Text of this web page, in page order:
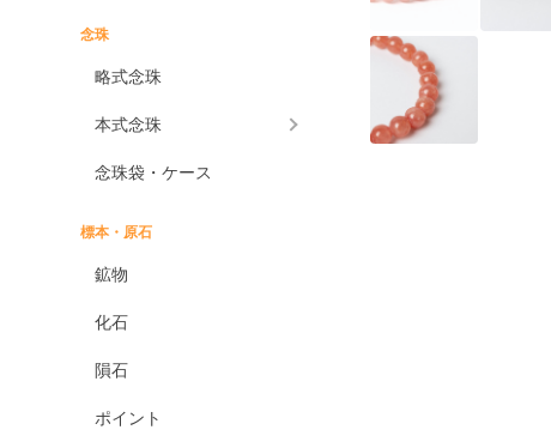
念珠
略式念珠
本式念珠
念珠袋・ケース
標本・原石
鉱物
化石
隕石
ポイント